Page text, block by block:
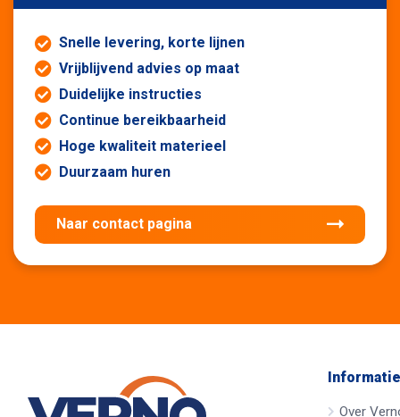
Snelle levering, korte lijnen
Vrijblijvend advies op maat
Duidelijke instructies
Continue bereikbaarheid
Hoge kwaliteit materieel
Duurzaam huren
Naar contact pagina
Informatie
Over